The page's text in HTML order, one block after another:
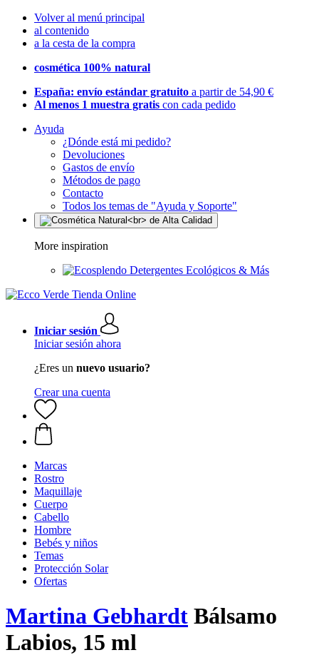
Volver al menú principal
al contenido
a la cesta de la compra
cosmética 100% natural
España: envío estándar gratuito a partir de 54,90 €
Al menos 1 muestra gratis con cada pedido
Ayuda
¿Dónde está mi pedido?
Devoluciones
Gastos de envío
Métodos de pago
Contacto
Todos los temas de "Ayuda y Soporte"
More inspiration
Detergentes Ecológicos & Más
Iniciar sesión
Iniciar sesión ahora
¿Eres un nuevo usuario?
Crear una cuenta
Marcas
Rostro
Maquillaje
Cuerpo
Cabello
Hombre
Bebés y niños
Temas
Protección Solar
Ofertas
Martina Gebhardt Bálsamo
Labios, 15 ml